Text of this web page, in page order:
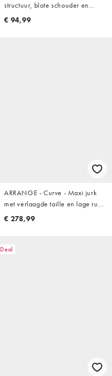
structuur, blote schouder en
asymmetrische zoom in lichtgeel
€ 94,99
ARRANGE - Curve - Maxi jurk
met verlaagde taille en lage rug
in roze
€ 278,99
Deal